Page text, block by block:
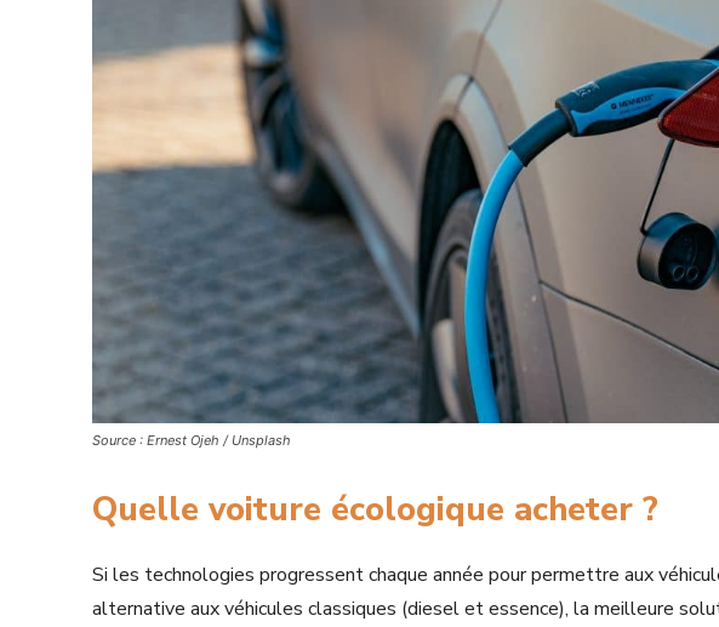
Source : Ernest Ojeh / Unsplash
Quelle voiture écologique acheter ?
Si les technologies progressent chaque année pour permettre aux
alternative aux véhicules classiques (diesel et essence), la meilleure